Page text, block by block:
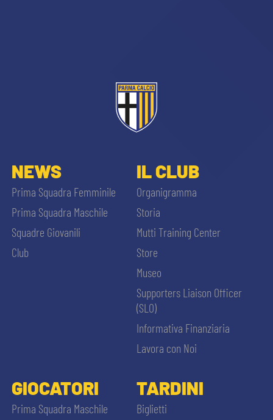
NEWS
Prima Squadra Femminile
Prima Squadra Maschile
Squadre Giovanili
Club
IL CLUB
Organigramma
Storia
Mutti Training Center
Store
Museo
Supporters Liaison Officer
(SLO)
Informativa Finanziaria
Lavora con Noi
GIOCATORI
Prima Squadra Maschile
TARDINI
Biglietti